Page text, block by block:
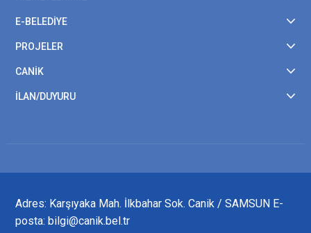
E-BELEDİYE
PROJELER
CANİK
İLAN/DUYURU
Adres: Karşıyaka Mah. İlkbahar Sok. Canik / SAMSUN E-
posta: bilgi@canik.bel.tr